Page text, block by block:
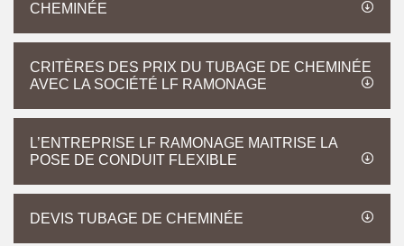
CHEMINÉE
CRITÈRES DES PRIX DU TUBAGE DE CHEMINÉE
AVEC LA SOCIÉTÉ LF RAMONAGE
L’ENTREPRISE LF RAMONAGE MAITRISE LA
POSE DE CONDUIT FLEXIBLE
DEVIS TUBAGE DE CHEMINÉE